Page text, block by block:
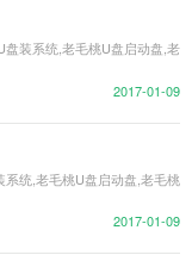
装系统,老毛桃U盘启动盘,老
2017-01-09
统,老毛桃U盘启动盘,老毛桃
2017-01-09